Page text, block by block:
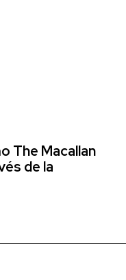
The Macallan
de la